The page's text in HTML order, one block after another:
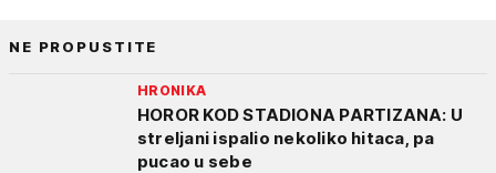
NE PROPUSTITE
HRONIKA
HOROR KOD STADIONA PARTIZANA: U
streljani ispalio nekoliko hitaca, pa
pucao u sebe